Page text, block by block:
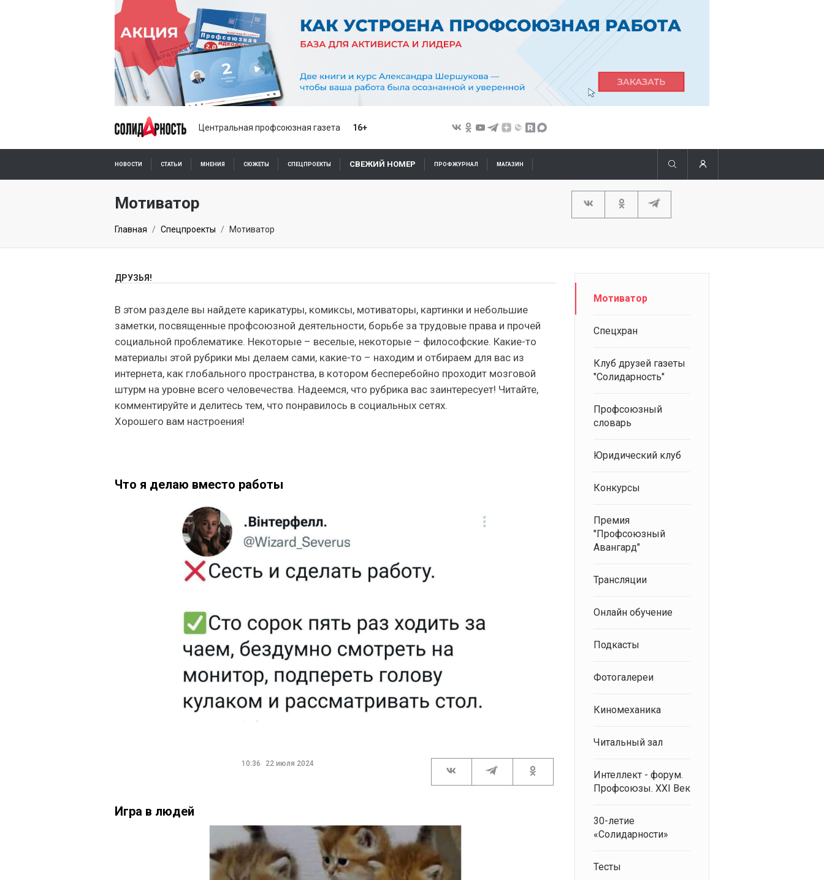
Центральная профсоюзная газета 16+
НОВОСТИ СТАТЬИ МНЕНИЯ СЮЖЕТЫ СПЕЦПРОЕКТЫ СВЕЖИЙ НОМЕР ПРОФЖУРНАЛ МАГАЗИН
ПОДПИСКА ОНЛАЙН
Мотиватор
Главная Спецпроекты Мотиватор
ДРУЗЬЯ!
В этом разделе вы найдете карикатуры, комиксы, мотиваторы, картинки и небольшие
заметки, посвященные профсоюзной деятельности, борьбе за трудовые права и прочей
социальной проблематике. Некоторые – веселые, некоторые – философские. Какие-то
материалы этой рубрики мы делаем сами, какие-то – находим и отбираем для вас из
интернета, как глобального пространства, в котором бесперебойно проходит мозговой
штурм на уровне всего человечества. Надеемся, что рубрика вас заинтересует! Читайте,
комментируйте и делитесь тем, что понравилось в социальных сетях.
Хорошего вам настроения!
Что я делаю вместо работы
10:36 22 июля 2024
Игра в людей
Мотиватор
Спецхран
Клуб друзей газеты
"Солидарность"
Профсоюзный
словарь
Юридический клуб
Конкурсы
Премия
"Профсоюзный
Авангард"
Трансляции
Онлайн обучение
Подкасты
Фотогалереи
Киномеханика
Читальный зал
Интеллект - форум.
Профсоюзы. XXI Век
30-летие
«Солидарности»
Тесты